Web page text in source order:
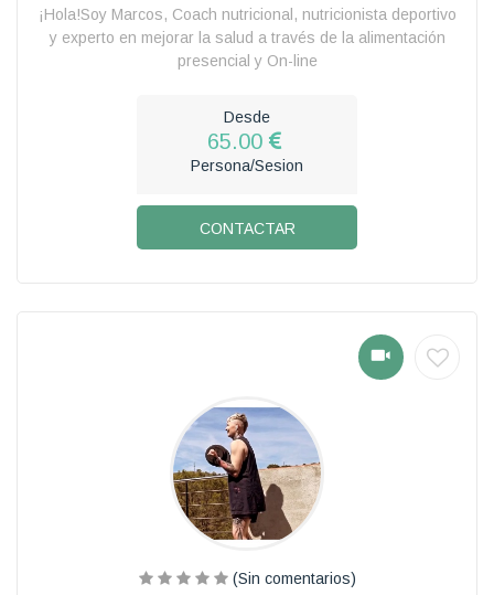
¡Hola!Soy Marcos, Coach nutricional, nutricionista deportivo
y experto en mejorar la salud a través de la alimentación
presencial y On-line
Desde
65.00
Persona/Sesion
CONTACTAR
(Sin comentarios)